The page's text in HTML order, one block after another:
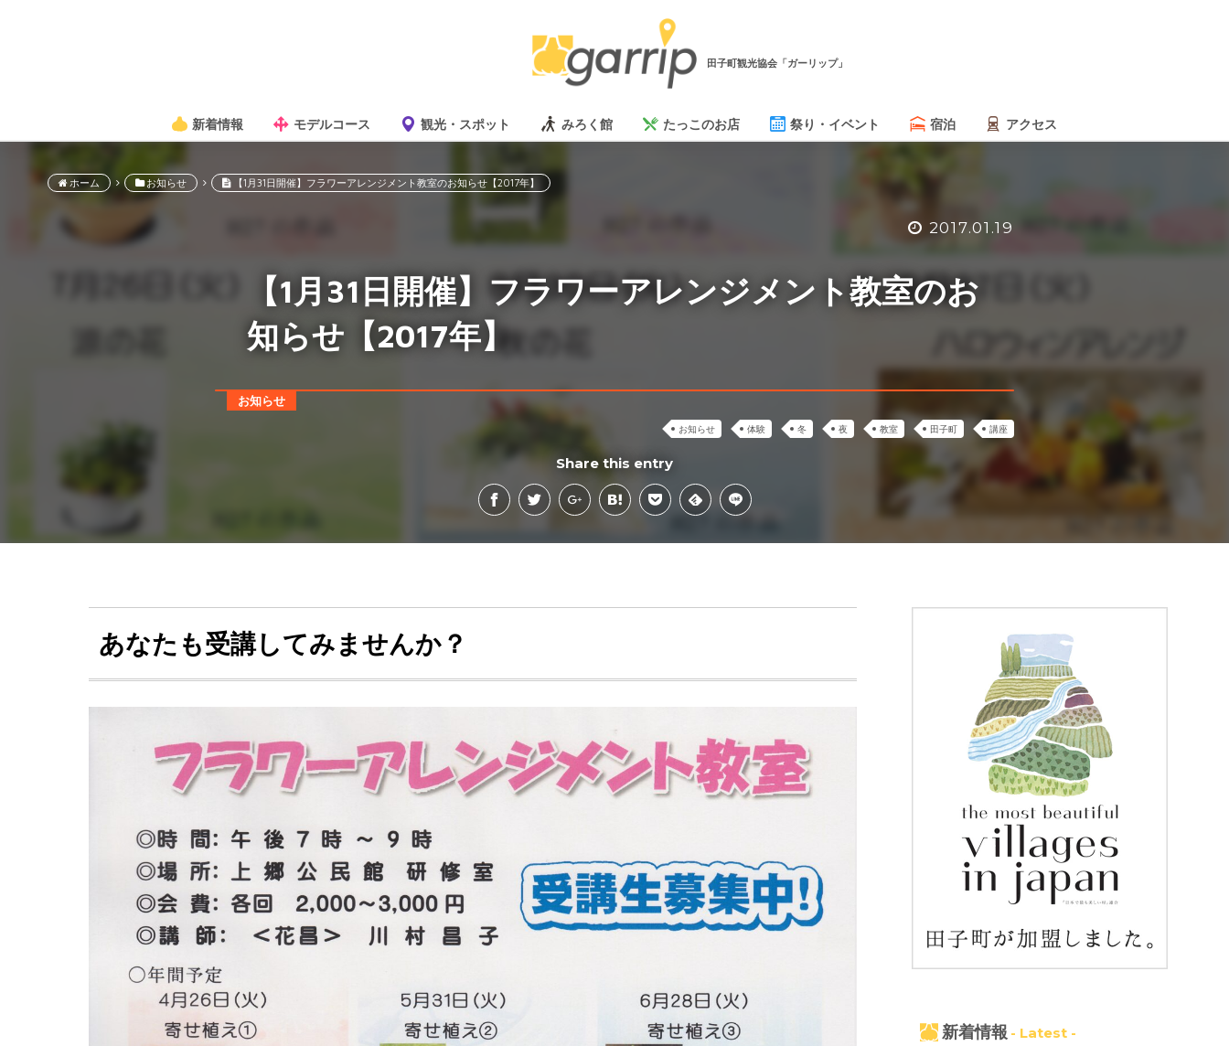
田子町観光協会「ガーリップ」
新着情報 モデルコース 観光・スポット みろく館 たっこのお店 祭り・イベント 宿泊 アクセス
ホーム お知らせ 【1月31日開催】フラワーアレンジメント教室のお知らせ【2017年】
2017.01.19
【1月31日開催】フラワーアレンジメント教室のお
知らせ【2017年】
お知らせ
お知らせ 体験 冬 夜 教室 田子町 講座
Share this entry
あなたも受講してみませんか？
新着情報 - Latest -